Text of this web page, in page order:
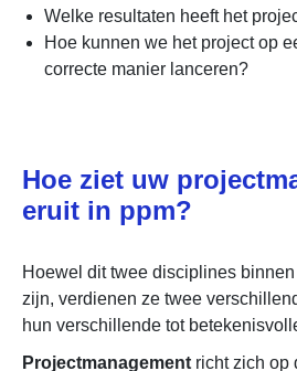
Welke resultaten heeft het
Hoe kunnen we het project op
correcte manier lanceren?
Hoe ziet uw
eruit in ppm?
Hoewel dit twee disciplines
zijn, verdienen ze twee
hun verschillende tot
Projectmanagement richt zich op